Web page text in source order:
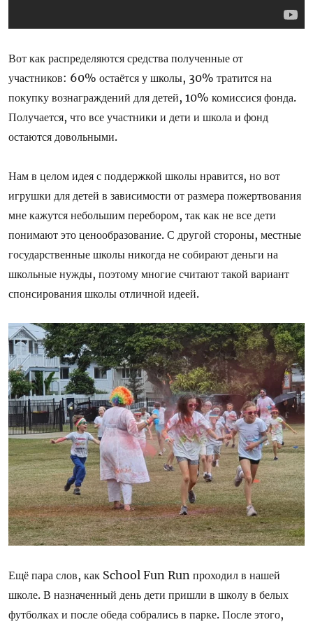
Вот как распределяются средства полученные от
участников: 60% остаётся у школы, 30% тратится на
покупку вознаграждений для детей, 10% комиссися фонда.
Получается, что все участники и дети и школа и фонд
остаются довольными.
Нам в целом идея с поддержкой школы нравится, но вот
игрушки для детей в зависимости от размера пожертвования
мне кажутся небольшим перебором, так как не все дети
понимают это ценообразование. С другой стороны, местные
государственные школы никогда не собирают деньги на
школьные нужды, поэтому многие считают такой вариант
спонсирования школы отличной идеей.
Ещё пара слов, как School Fun Run проходил в нашей
школе. В назначенный день дети пришли в школу в белых
футболках и после обеда собрались в парке. После этого,